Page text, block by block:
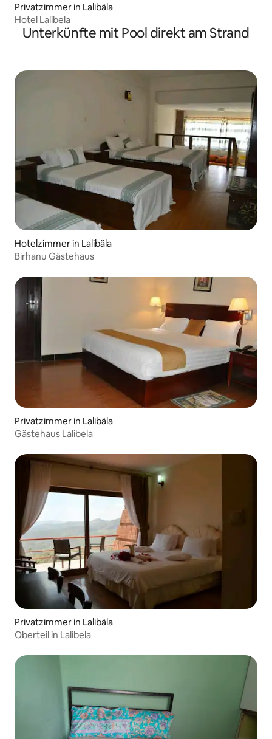
Privatzimmer in Lalibäla
Hotel Lalibela
Unterkünfte mit Pool direkt am Strand
Hotelzimmer in Lalibäla
Birhanu Gästehaus
Privatzimmer in Lalibäla
Gästehaus Lalibela
Privatzimmer in Lalibäla
Oberteil in Lalibela